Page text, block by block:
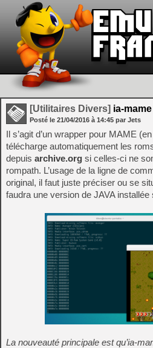
[Utilitaires Divers] ia-
Posté le 21/04/2016 à 14:45 par Jets
Il s’agit d’un wrapper pour MAME
télécharge automatiquement les
depuis archive.org si celles-ci ne
rompath. L’usage de la ligne de
original, il faut juste préciser ou se
faudra une version de JAVA installée
La nouveauté principale est qu’ia-